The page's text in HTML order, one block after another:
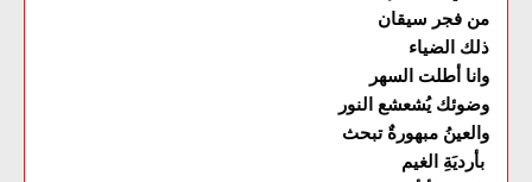
من فجر سيقان
ذلك الضياء
وانا أطلت السهر
وضوئك يُشعشع النور
والعينُ مبهورةٌ تبحث